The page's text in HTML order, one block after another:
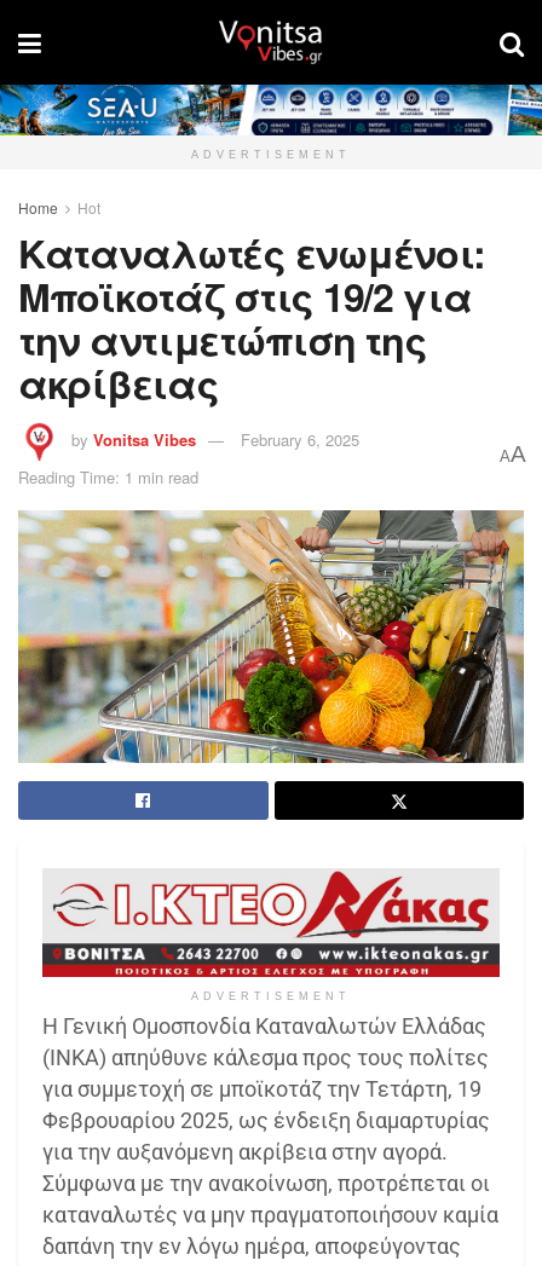
ADVERTISEMENT
Home Hot
Καταναλωτές ενωμένοι:
Μποϊκοτάζ στις 19/2 για
την αντιμετώπιση της
ακρίβειας
by Vonitsa Vibes
February 6, 2025
Reading Time: 1 min read
AA
ADVERTISEMENT
Η Γενική Ομοσπονδία Καταναλωτών Ελλάδας
(ΙΝΚΑ) απηύθυνε κάλεσμα προς τους πολίτες
για συμμετοχή σε μποϊκοτάζ την Τετάρτη, 19
Φεβρουαρίου 2025, ως ένδειξη διαμαρτυρίας
για την αυξανόμενη ακρίβεια στην αγορά.
Σύμφωνα με την ανακοίνωση, προτρέπεται οι
καταναλωτές να μην πραγματοποιήσουν καμία
δαπάνη την εν λόγω ημέρα, αποφεύγοντας